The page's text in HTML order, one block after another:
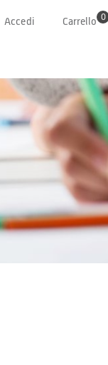
Accedi Carrello 0